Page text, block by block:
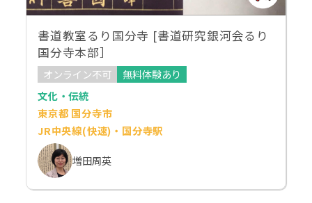
書道教室るり国分寺 [書道研究銀河会るり
国分寺本部］
オンライン不可
無料体験あり
文化・伝統
東京都 国分寺市
JR中央線(快速)・国分寺駅
増田周英